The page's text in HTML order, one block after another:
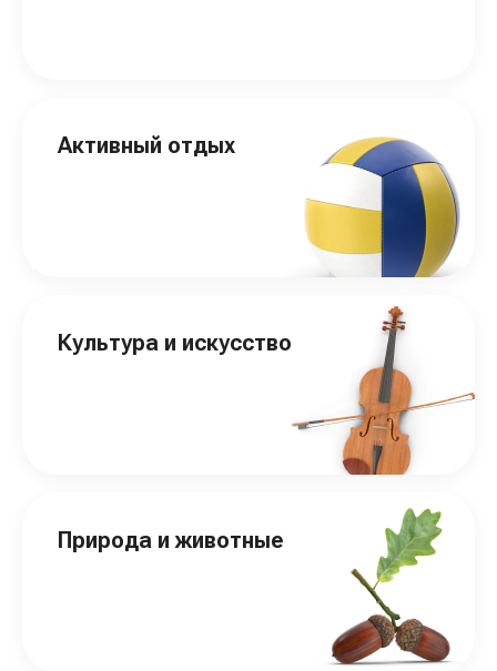
Активный отдых
Культура и искусство
Природа и животные